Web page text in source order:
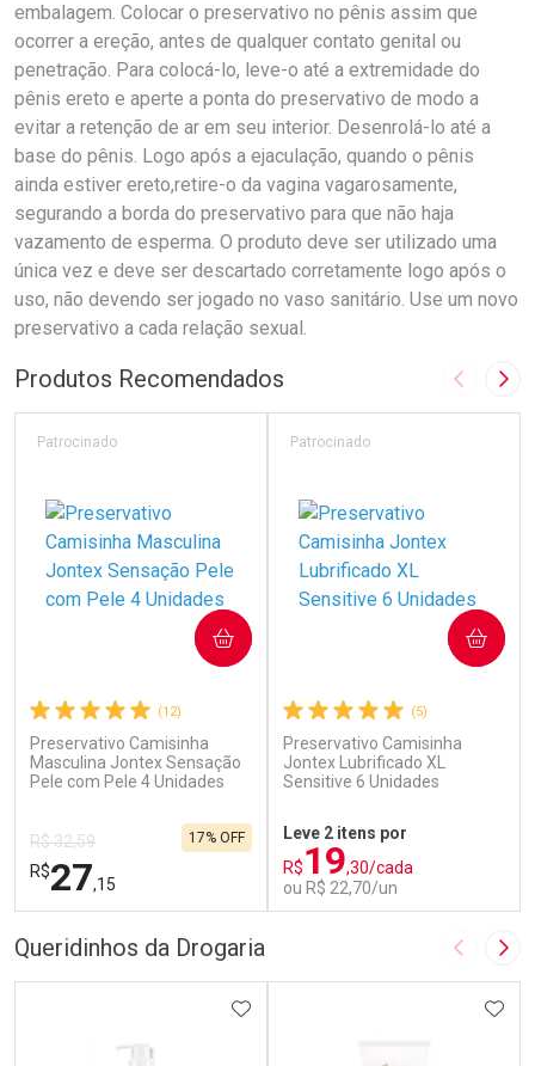
embalagem. Colocar o preservativo no pênis assim que
ocorrer a ereção, antes de qualquer contato genital ou
penetração. Para colocá-lo, leve-o até a extremidade do
pênis ereto e aperte a ponta do preservativo de modo a
evitar a retenção de ar em seu interior. Desenrolá-lo até a
base do pênis. Logo após a ejaculação, quando o pênis
ainda estiver ereto,retire-o da vagina vagarosamente,
segurando a borda do preservativo para que não haja
vazamento de esperma. O produto deve ser utilizado uma
única vez e deve ser descartado corretamente logo após o
uso, não devendo ser jogado no vaso sanitário. Use um novo
preservativo a cada relação sexual.
Produtos Recomendados Imagem
(12)
Preservativo Camisinha
Masculina Jontex Sensação
Pele com Pele 4 Unidades
Patrocinado
R$ 32,59
R$27,15
17% OFF
COMPRAR
(5)
Preservativo Camisinha
Jontex Lubrificado XL
Sensitive 6 Unidades
Patrocinado
Leve 2 itens por
R$19,30/cada
ou R$ 22,70/un
COMPRAR
Queridinhos da Drogaria Imagem
ADICIONAR AOS FAVORITOS